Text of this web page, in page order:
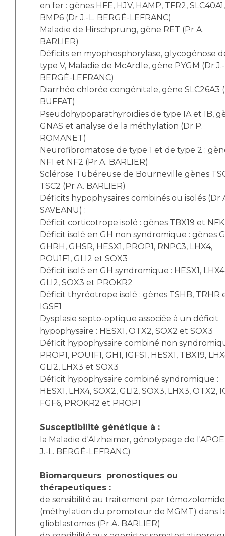
en fer : gènes HFE, HJV, HAMP, TFR2,
BMP6 (Dr J.-L. BERGÉ-LEFRANC)
Maladie de Hirschprung, gène RET (Pr A.
BARLIER)
Déficits en myophosphorylase, glycogénose
type V, Maladie de McArdle, gène PYGM (Dr
BERGÉ-LEFRANC)
Diarrhée chlorée congénitale, gène SLC26A3
BUFFAT)
Pseudohypoparathyroïdies de type IA et IB,
GNAS et analyse de la méthylation (Dr P.
ROMANET)
Neurofibromatose de type 1 et de type 2 :
NF1 et NF2 (Pr A. BARLIER)
Sclérose Tubéreuse de Bourneville gènes
TSC2 (Pr A. BARLIER)
Déficits hypophysaires combinés ou isolés (Dr
SAVEANU) :
Déficit corticotrope isolé : gènes TBX19 et
Déficit isolé en GH non syndromique : gènes
GHRH, GHSR, HESX1, PROP1, RNPC3, LHX4,
POU1F1, GLI2 et SOX3
Déficit isolé en GH syndromique : HESX1,
GLI2, SOX3 et PROKR2
Déficit thyréotrope isolé : gènes TSHB, TRHR
IGSF1
Dysplasie septo-optique associée à un déficit
hypophysaire : HESX1, OTX2, SOX2 et SOX3
Déficit hypophysaire combiné non
PROP1, POU1F1, GH1, IGFS1, HESX1, TBX19,
GLI2, LHX3 et SOX3
Déficit hypophysaire combiné syndromique :
HESX1, LHX4, SOX2, GLI2, SOX3, LHX3, OTX2,
FGF6, PROKR2 et PROP1
Susceptibilité génétique à :
la Maladie d'Alzheimer, génotypage de
J.-L. BERGÉ-LEFRANC)
Biomarqueurs pronostiques ou
thérapeutiques :
de sensibilité au traitement par témozolomide
(méthylation du promoteur de MGMT) dans
glioblastomes (Pr A. BARLIER)